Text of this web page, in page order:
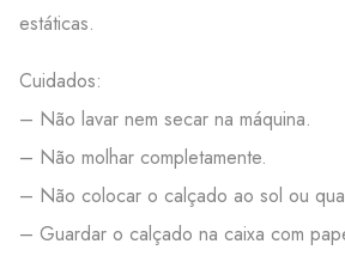
estáticas.
Cuidados:
– Não lavar nem secar na máquina.
– Não molhar completamente.
– Não colocar o calçado ao sol ou
– Guardar o calçado na caixa com